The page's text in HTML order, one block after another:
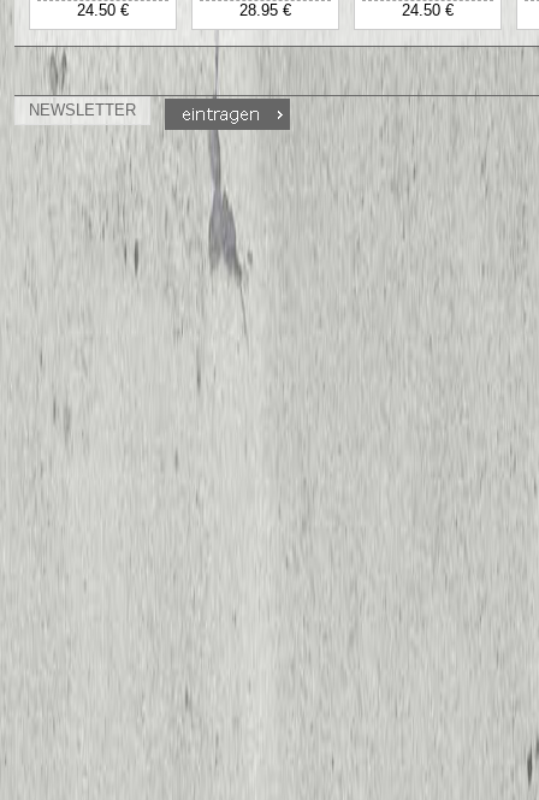
24.50 € 28.95 € 24.50 €
NEWSLETTER